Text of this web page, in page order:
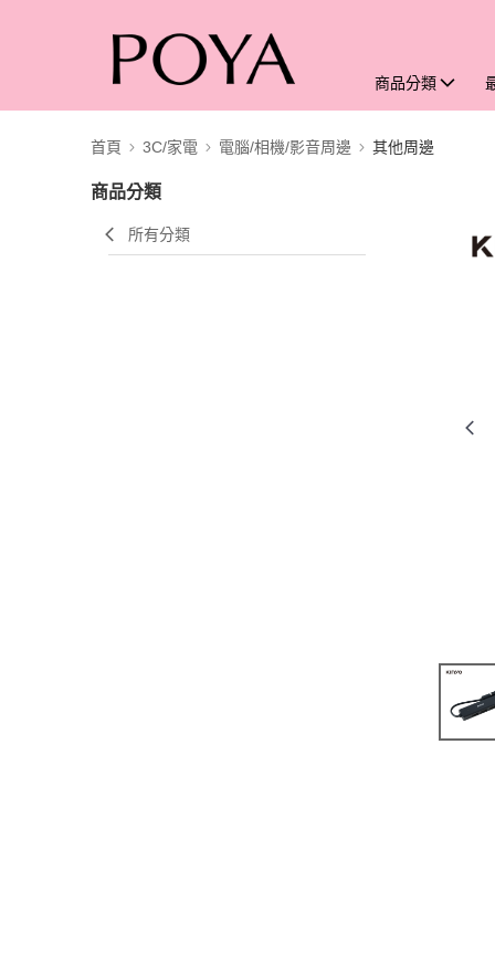
商品分類
首頁 3C/家電 電腦/相機/影音周邊 其他周邊
商品分類
所有分類